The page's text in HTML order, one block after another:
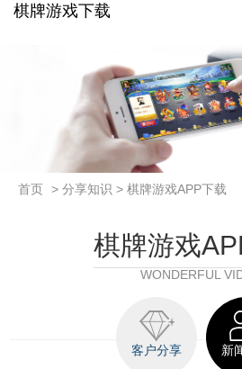
棋牌游戏下载
首页 > 分享知识 > 棋牌游戏APP下载
棋牌游戏
WONDERFUL
客户分享 新